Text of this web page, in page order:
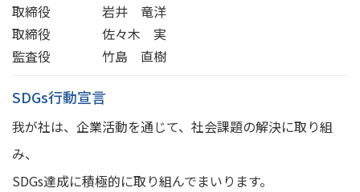
取締役 岩井 竜洋
取締役 佐々木 実
監査役 竹島 直樹
SDGs行動宣言
我が社は、企業活動を通じて、社会課題の解決に取り組
み、
SDGs達成に積極的に取り組んでまいります。